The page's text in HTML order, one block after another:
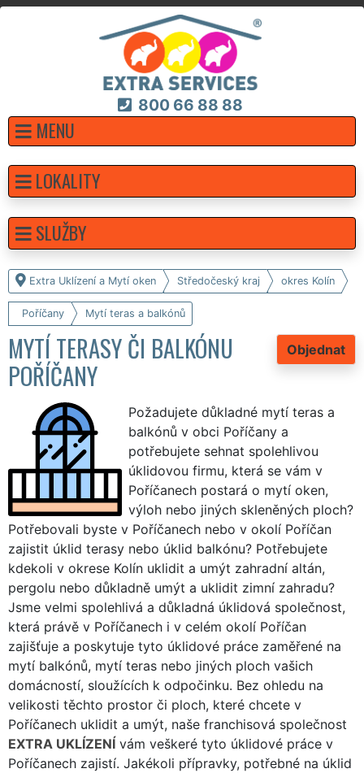
800 66 88 88
MENU
Extra Uklízení a Mytí oken Středočeský kraj okres Kolín
Poříčany Mytí teras a balkónů
Objednat
MYTÍ TERASY ČI BALKÓNU
POŘÍČANY
Požadujete důkladné mytí teras a
balkónů v obci Poříčany a
potřebujete sehnat spolehlivou
úklidovou firmu, která se vám v
Poříčanech postará o mytí oken,
výloh nebo jiných skleněných ploch?
Potřebovali byste v Poříčanech nebo v okolí Poříčan
zajistit úklid terasy nebo úklid balkónu? Potřebujete
kdekoli v okrese Kolín uklidit a umýt zahradní altán,
pergolu nebo důkladně umýt a uklidit zimní zahradu?
Jsme velmi spolehlivá a důkladná úklidová společnost,
která právě v Poříčanech i v celém okolí Poříčan
zajišťuje a poskytuje tyto úklidové práce zaměřené na
mytí balkónů, mytí teras nebo jiných ploch vašich
domácností, sloužících k odpočinku. Bez ohledu na
velikosti těchto prostor či ploch, které chcete v
Poříčanech uklidit a umýt, naše franchisová společnost
EXTRA UKLÍZENÍ vám veškeré tyto úklidové práce v
Poříčanech zajistí. Jakékoli přípravky, potřebné na úklid
LOKALITY
SLUŽBY